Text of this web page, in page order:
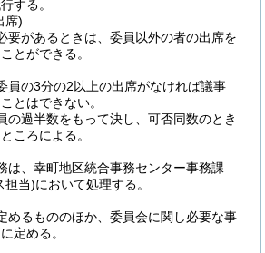
する。
席)
要があるときは、委員以外の者の出席を
とができる。
員の3分の2以上の出席がなければ議事
とはできない。
の過半数をもって決し、可否同数のとき
ころによる。
は、幸町地区統合事務センター事務課
担当)において処理する。
めるもののほか、委員会に関し必要な事
定める。